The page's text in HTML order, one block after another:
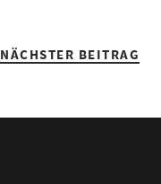
NÄCHSTER BEITRAG